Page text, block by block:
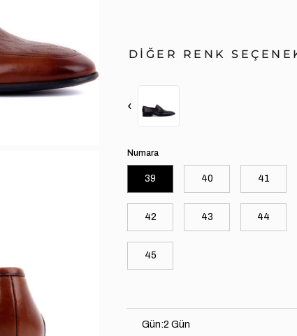
DİĞER RENK
‹
Numara
39 40 41
42 43 44
45
Gün:2 Gün